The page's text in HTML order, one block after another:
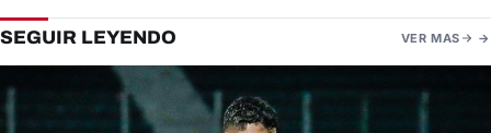
SEGUIR LEYENDO VER MAS